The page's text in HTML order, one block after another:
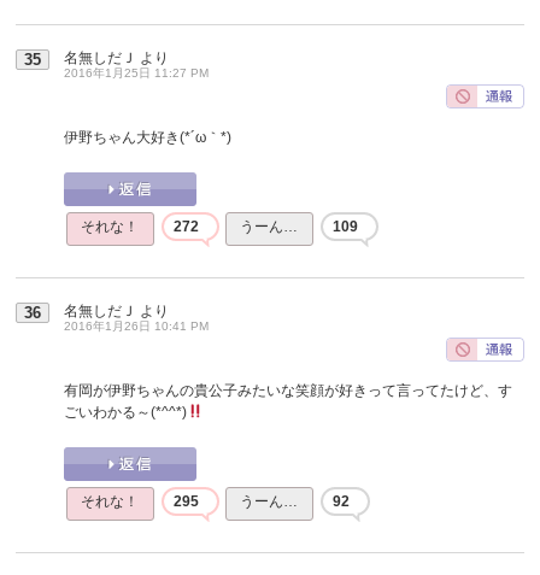
35 名無しだＪ より
2016年1月25日 11:27 PM
伊野ちゃん大好き(*´ω｀*)
それな！ 272 うーん… 109
36 名無しだＪ より
2016年1月26日 10:41 PM
有岡が伊野ちゃんの貴公子みたいな笑顔が好きって言ってたけど、す
ごいわかる～(*^^*)
それな！ 295 うーん… 92